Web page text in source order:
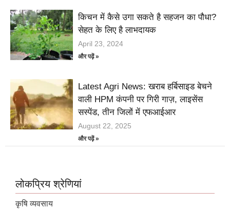
किचन में कैसे उगा सकते है सहजन का पौधा?
सेहत के लिए है लाभदायक
April 23, 2024
और पढ़ें »
Latest Agri News: खराब हर्बिसाइड बेचने
वाली HPM कंपनी पर गिरी गाज़, लाइसेंस
सस्पेंड, तीन जिलों में एफआईआर
August 22, 2025
और पढ़ें »
लोकप्रिय श्रेणियां
कृषि व्यवसाय